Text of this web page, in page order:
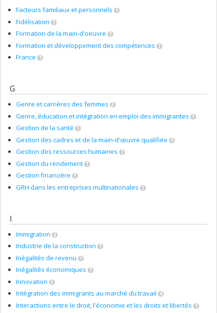
Facteurs familiaux et personnels 1
Fidélisation 1
Formation de la main-d'oeuvre 1
Formation et développement des compétences 1
France 1
G
Genre et carrières des femmes 3
Genre, éducation et intégration en emploi des immigrantes 1
Gestion de la santé 1
Gestion des cadres et de la main-d'œuvre qualifiée 1
Gestion des ressources humaines 7
Gestion du rendement 1
Gestion financière 1
GRH dans les entreprises multinationales 1
I
Immigration 2
Industrie de la construction 1
Inégalités de revenu 1
Inégalités économiques 1
Innovation 3
Intégration des immigrants au marché du travail 4
Interactions entre le droit, l'économie et les droits et libertés 1